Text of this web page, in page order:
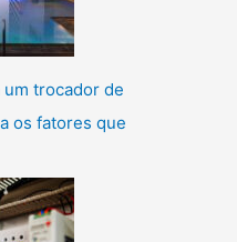
trocador de
os fatores que